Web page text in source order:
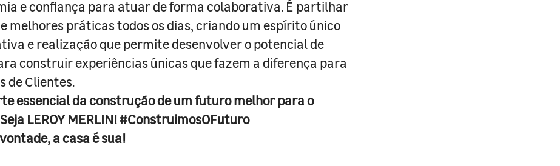
e confiança para atuar de forma colaborativa. É partilhar
melhores práticas todos os dias, criando um espírito único
e realização que permite desenvolver o potencial de
construir experiências únicas que fazem a diferença para
de Clientes.
essencial da construção de um futuro melhor para o
LEROY MERLIN! #ConstruimosOFuturo
a casa é sua!